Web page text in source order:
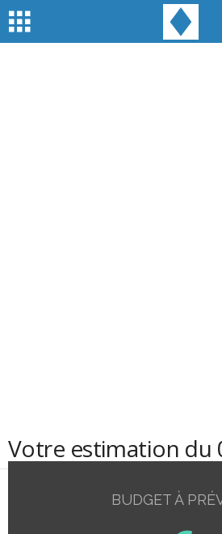
Votre estimation du
BUDGET À